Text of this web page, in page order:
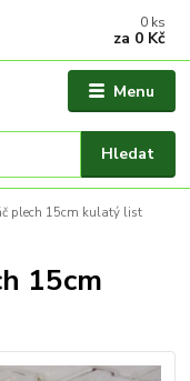
Menu
Hledat
0 ks
za 0 Kč
plech 15cm kulatý list
15cm